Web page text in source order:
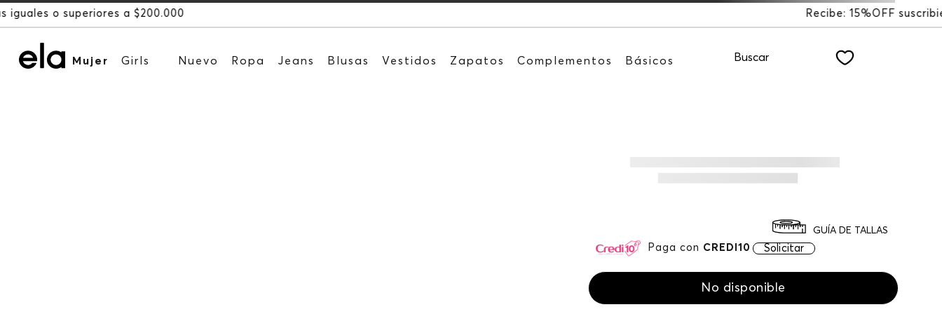
Recibe: 15%OFF suscribiéndote a nuestro NEWSLETTER
Mujer Girls Nuevo Ropa Jeans Blusas Vestidos Zapatos Complementos Básicos Buscar
Paga con CREDI10 Solicitar
GUÍA DE TALLAS
No disponible